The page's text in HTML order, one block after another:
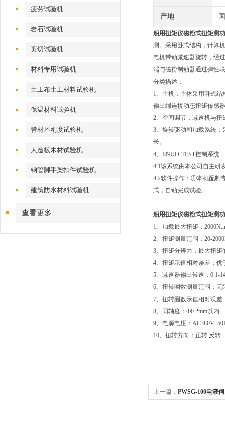
疲劳试验机
岩石试验机
剪切试验机
材料专用试验机
土工布土工材料试验机
保温材料试验机
管材环刚度试验机
人造板木材试验机
钢管脚手架扣件试验机
建筑防水材料试验机
查看更多
产地
船用扭矩仪磁粉式扭矩测
测。采用卧式结构，计算
电机带动减速器旋转，经
端与磁粉制动器通过弹性
分类描述：
1、主机：主体采用卧式
输出端连接动态扭矩传感
2、空间调节：减速机与
3、旋转驱动和加载系统
长。
4、ENUO-TEST控制系统
4.1该系统由本公司自主研
4.2软件操作：①本机配制
式，自动完成试验。
船用扭矩仪磁粉式扭矩测
1、加载最大扭矩：
2、扭矩测量范围：20-
3、扭矩分辨力：最大扭矩
4、扭矩示值相对误差：优
5、减速器输出转速：0.1-
6、扭转圈数测量范围：无
7、扭转圈数示值相对误差
8、同轴度：Ф0.2mm以内
9、电源电压：AC380V
10、扭转方向：正转 反转
上一篇： PWSG-100电液